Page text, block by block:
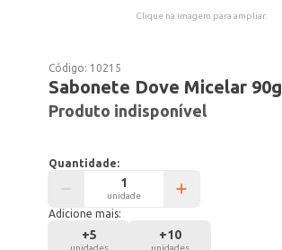
Clique na imagem para ampliar.
Código: 10215
Sabonete Dove Micelar 90g
Produto indisponível
Quantidade:
unidade
Adicione mais:
+5
unidades
+10
unidades